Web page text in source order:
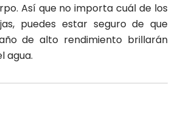
Así que no importa cuál de los
puedes estar seguro de que
de alto rendimiento brillarán
agua.